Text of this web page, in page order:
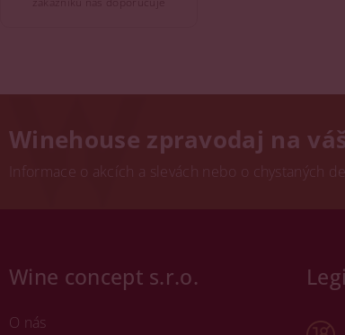
Winehouse zpravodaj na
Informace o akcích a slevách nebo o chystaných
Wine concept s.r.o.
O nás